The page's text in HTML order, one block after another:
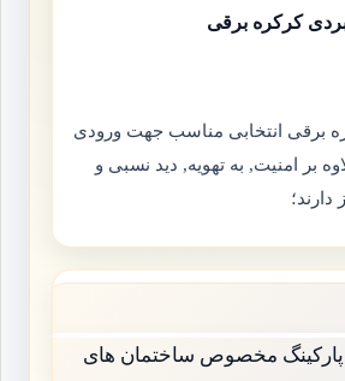
کرکره برقی
برقی انتخابی مناسب جهت ورودی
بر امنیت, به تهویه, دید نسبی و